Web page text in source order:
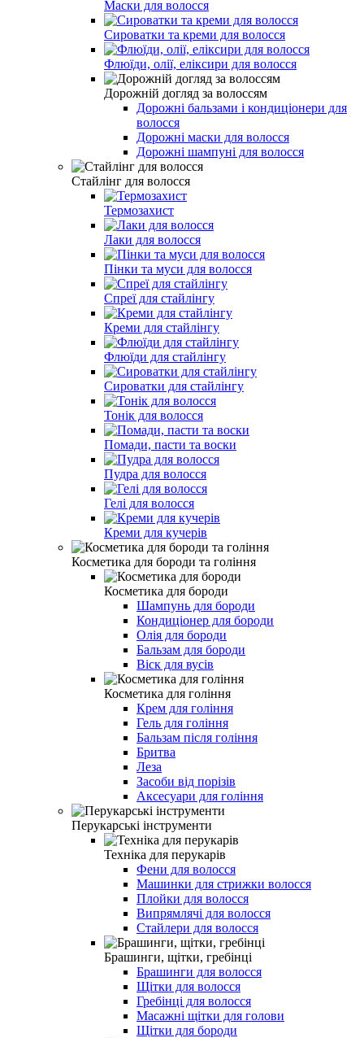
Маски для волосся
Сироватки та креми для волосся
Флюїди, олії, еліксири для волосся
Дорожній догляд за волоссям
Дорожні бальзами і кондиціонери для
волосся
Дорожні маски для волосся
Дорожні шампуні для волосся
Стайлінг для волосся
Термозахист
Лаки для волосся
Пінки та муси для волосся
Спреї для стайлінгу
Креми для стайлінгу
Флюїди для стайлінгу
Сироватки для стайлінгу
Тонік для волосся
Помади, пасти та воски
Пудра для волосся
Гелі для волосся
Креми для кучерів
Косметика для бороди та гоління
Косметика для бороди
Шампунь для бороди
Кондиціонер для бороди
Олія для бороди
Бальзам для бороди
Віск для вусів
Косметика для гоління
Крем для гоління
Гель для гоління
Бальзам після гоління
Бритва
Леза
Засоби від порізів
Аксесуари для гоління
Перукарські інструменти
Техніка для перукарів
Фени для волосся
Машинки для стрижки волосся
Плойки для волосся
Випрямлячі для волосся
Стайлери для волосся
Брашинги, щітки, гребінці
Брашинги для волосся
Щітки для волосся
Гребінці для волосся
Масажні щітки для голови
Щітки для бороди